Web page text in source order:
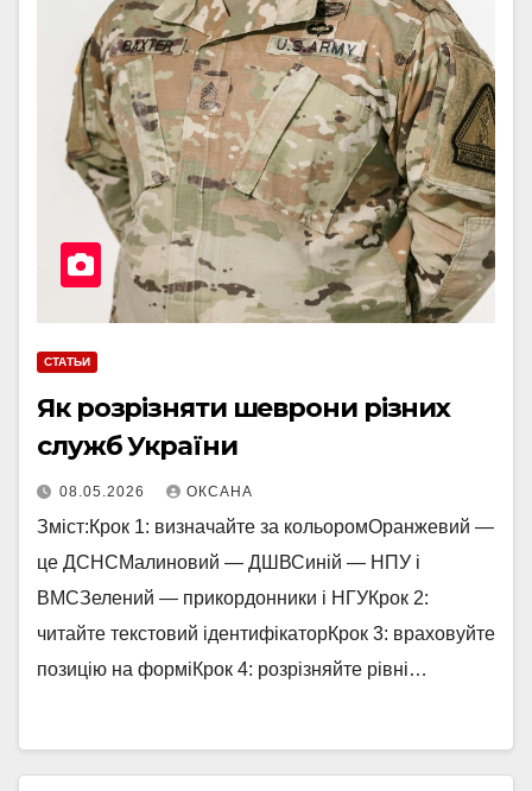
СТАТЬИ
Як розрізняти шеврони різних
служб України
08.05.2026 ОКСАНА
Зміст:Крок 1: визначайте за кольоромОранжевий —
це ДСНСМалиновий — ДШВСиній — НПУ і
ВМСЗелений — прикордонники і НГУКрок 2:
читайте текстовий ідентифікаторКрок 3: враховуйте
позицію на форміКрок 4: розрізняйте рівні…